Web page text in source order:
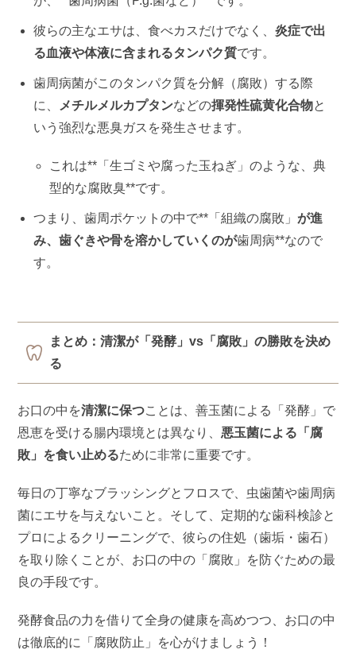
彼らの主なエサは、食べカスだけでなく、炎症で出
る血液や体液に含まれるタンパク質です。
歯周病菌がこのタンパク質を分解（腐敗）する際
に、
メチルメルカプタンなどの揮発性硫黄化合物と
いう強烈な悪臭ガスを発生させます。
これは**「生ゴミや腐った玉ねぎ」のような、典
型的な腐敗臭**です。
つまり、歯周ポケットの中で**「組織の腐敗」が進
み、歯ぐきや骨を溶かしていくのが歯周病**なので
す。
まとめ：清潔が「発酵」vs「腐敗」の勝敗を決め
る
お口の中を清潔に保つことは、善玉菌による「発酵」で
恩恵を受ける腸内環境とは異なり、 悪玉菌による「腐
敗」を食い止めるために非常に重要です。
毎日の丁寧なブラッシングとフロスで、虫歯菌や歯周病
菌にエサを与えないこと。そして、定期的な歯科検診と
プロによるクリーニングで、彼らの住処（歯垢・歯石）
を取り除くことが、お口の中の「腐敗」を防ぐための最
良の手段です。
発酵食品の力を借りて全身の健康を高めつつ、お口の中
は徹底的に「腐敗防止」を心がけましょう！